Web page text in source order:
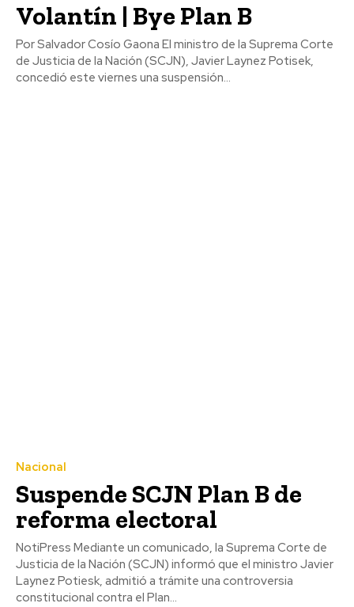
Volantín | Bye Plan B
Por Salvador Cosío Gaona El ministro de la Suprema Corte
de Justicia de la Nación (SCJN), Javier Laynez Potisek,
concedió este viernes una suspensión...
Nacional
Suspende SCJN Plan B de
reforma electoral
NotiPress Mediante un comunicado, la Suprema Corte de
Justicia de la Nación (SCJN) informó que el ministro Javier
Laynez Potiesk, admitió a trámite una controversia
constitucional contra el Plan...